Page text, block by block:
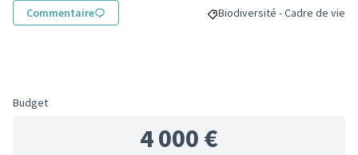
Commentaire Filtrer les résultats pour le
Biodiversité - Cadre de vie
Budget
4 000 €